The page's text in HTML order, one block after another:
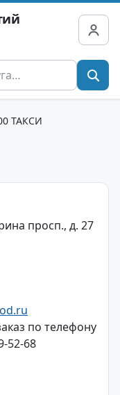
ТАКСИ
просп., д. 27
по телефону
52-68